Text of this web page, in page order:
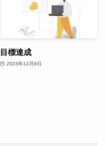
目標達成
2023年12月9日